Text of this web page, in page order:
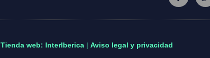
web: InterIberica | Aviso legal y privacidad